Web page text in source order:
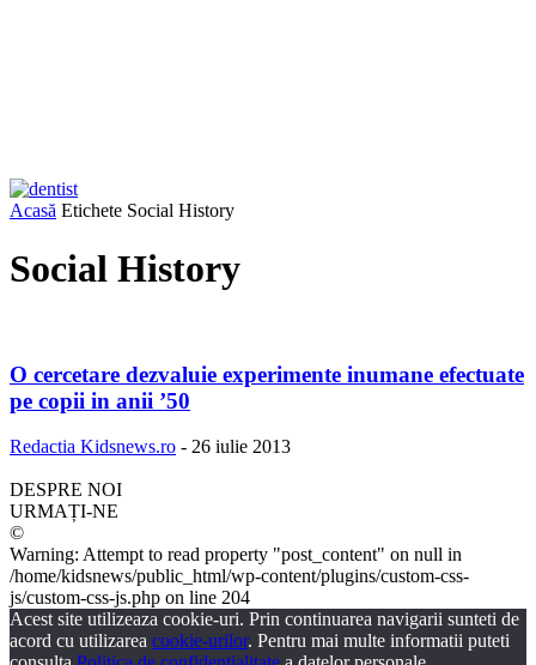
Acasă Etichete Social History
Social History
O cercetare dezvaluie experimente inumane efectuate
pe copii in anii ’50
Redactia Kidsnews.ro - 26 iulie 2013
DESPRE NOI
URMAȚI-NE
©
Warning: Attempt to read property "post_content" on null in
/home/kidsnews/public_html/wp-content/plugins/custom-css-
js/custom-css-js.php on line 204
Acest site utilizeaza cookie-uri. Prin continuarea navigarii sunteti de
acord cu utilizarea cookie-urilor. Pentru mai multe informatii puteti